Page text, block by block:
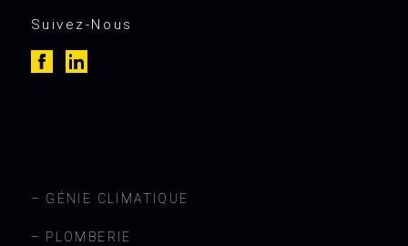
Suivez-Nous
z a
– GÉNIE CLIMATIQUE
– PLOMBERIE